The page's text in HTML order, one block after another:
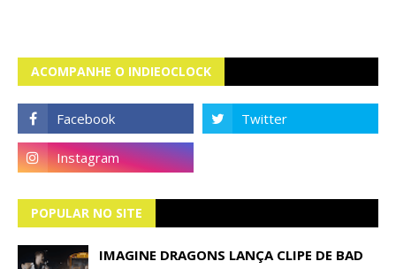
ACOMPANHE O INDIEOCLOCK
POPULAR NO SITE
IMAGINE DRAGONS LANÇA CLIPE DE BAD